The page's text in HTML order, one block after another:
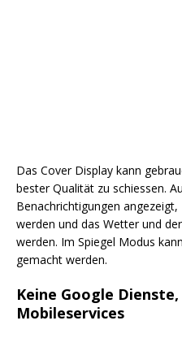
Das Cover Display kann
bester Qualität zu schiessen.
Benachrichtigungen
werden und das Wetter und
werden. Im Spiegel Modus
gemacht werden.
Keine Google
Mobileservices